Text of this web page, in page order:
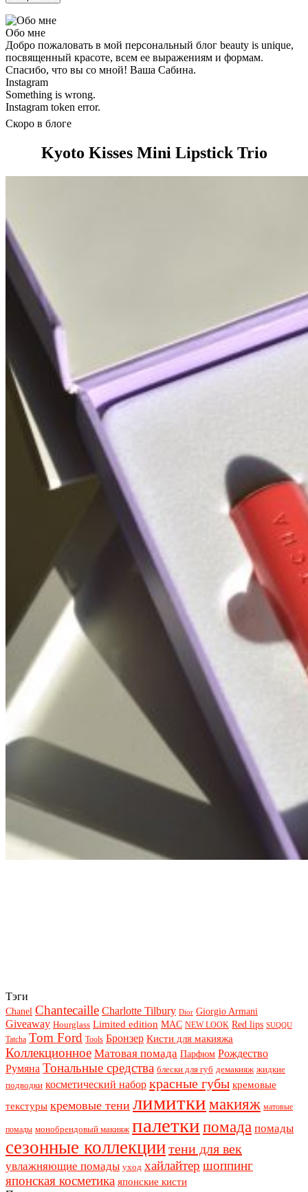
Обо мне
Добро пожаловать в мой персональный блог beauty is unique,
посвященный красоте, всем ее выражениям и формам.
Спасибо, что вы со мной! Ваша Сабина.
Instagram
Something is wrong.
Instagram token error.
Скоро в блоге
Kyoto Kisses Mini Lipstick Trio
Тэги
Chanel Chantecaille Charlotte Tilbury Dior Giorgio Armani
Giveaway Hourglass Limited edition MAC NEW LOOK Red lips SUQQU
Tatcha Tom Ford Tools Бронзер Кисти для макияжа
Коллекционное Матовая помада Парфюм Рождество
Румяна Тональные средства блески для губ демакияж жидкие
подводки косметический набор красные губы кремовые
текстуры кремовые тени лимиткимакияж матовые
помады монобрендовый макияж палеткипомада помады
сезонные коллекциитени для век
увлажняющие помады уход хайлайтер шоппинг
японская косметика японские кисти